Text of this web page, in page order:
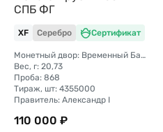
СПБ ФГ
XF Серебро Сертификат
Монетный двор: Временный Банковский монетный двор (Санкт-Петербург)
Вес, г: 20,73
Проба: 868
Тираж, шт: 4355000
Правитель: Александр I
110 000 ₽